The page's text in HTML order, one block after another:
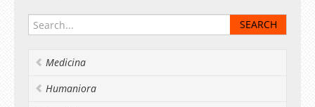
Medicina
Humaniora